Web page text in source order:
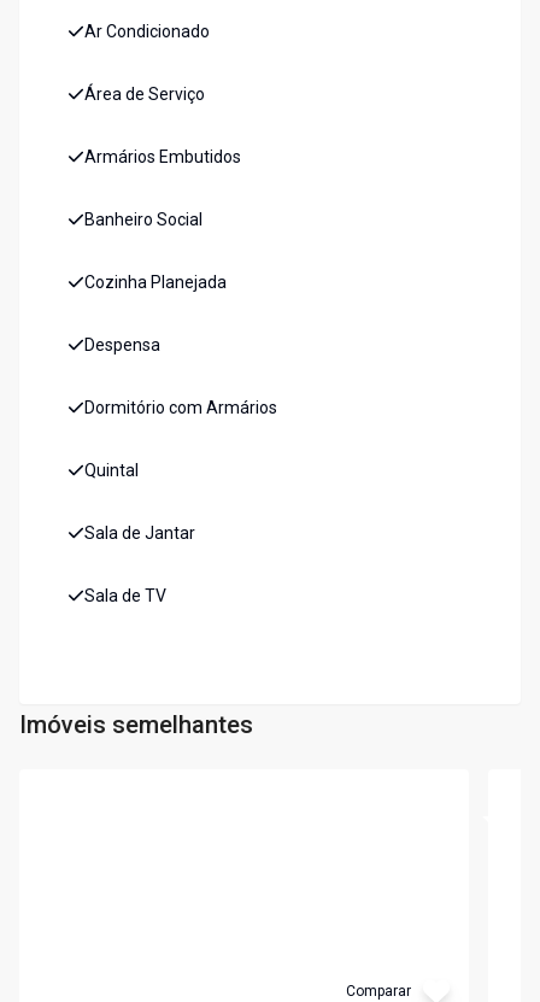
Ar Condicionado
Área de Serviço
Armários Embutidos
Banheiro Social
Cozinha Planejada
Despensa
Dormitório com Armários
Quintal
Sala de Jantar
Sala de TV
Imóveis semelhantes
Comparar